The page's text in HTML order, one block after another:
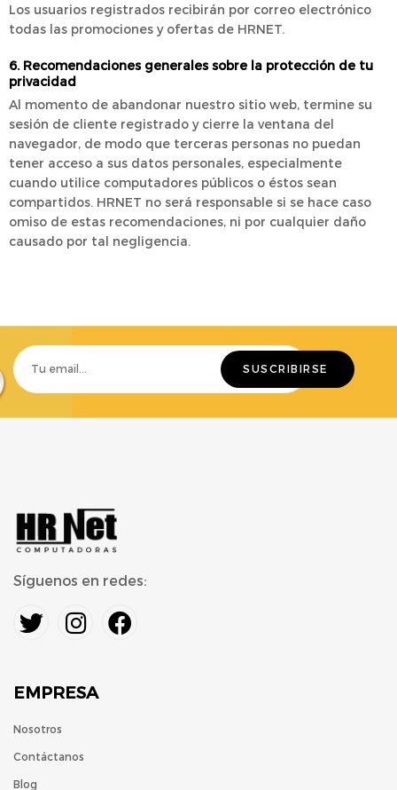
Los usuarios registrados recibirán por correo electrónico
todas las promociones y ofertas de HRNET.
6. Recomendaciones generales sobre la protección de tu
privacidad
Al momento de abandonar nuestro sitio web, termine su
sesión de cliente registrado y cierre la ventana del
navegador, de modo que terceras personas no puedan
tener acceso a sus datos personales, especialmente
cuando utilice computadores públicos o éstos sean
compartidos. HRNET no será responsable si se hace caso
omiso de estas recomendaciones, ni por cualquier daño
causado por tal negligencia.
Síguenos en redes:
EMPRESA
Nosotros
Contáctanos
Blog